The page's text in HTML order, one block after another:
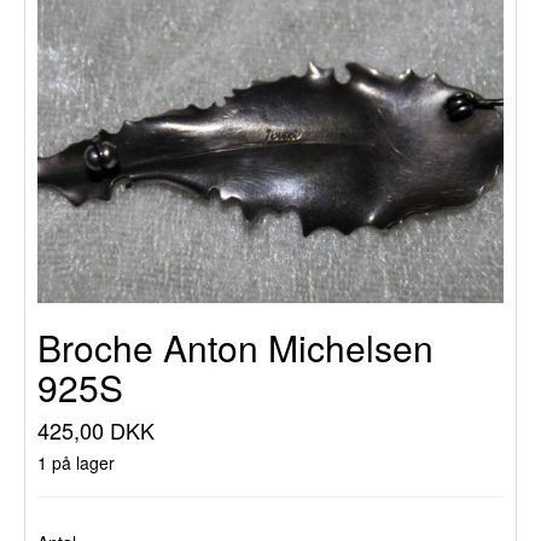
Broche Anton Michelsen
925S
425,00 DKK
1 på lager